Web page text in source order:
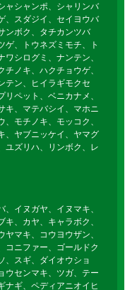
ャシャンポ、シャリンバ
、スダジイ、セイヨウバ
ンボク、タチカンツバ
ゲ、トウネズミモチ、ト
シログミ、ナンテン、
ノキ、ハクチョウゲ、
テン、ヒイラギモクセ
ペット、ベニカナメ、
キ、マテバシイ、マホニ
モチノキ、モッコク、
、ヤブニッケイ、ヤマグ
ユズリハ、リンボク、レ
イヌガヤ、イヌマキ、
、カヤ、キャラボク、
マキ、コウヨウザン、
コニファー、ゴールドク
、スギ、ダイオウショ
ウセンマキ、ツガ、テー
ナギ、ペディアニオイヒ